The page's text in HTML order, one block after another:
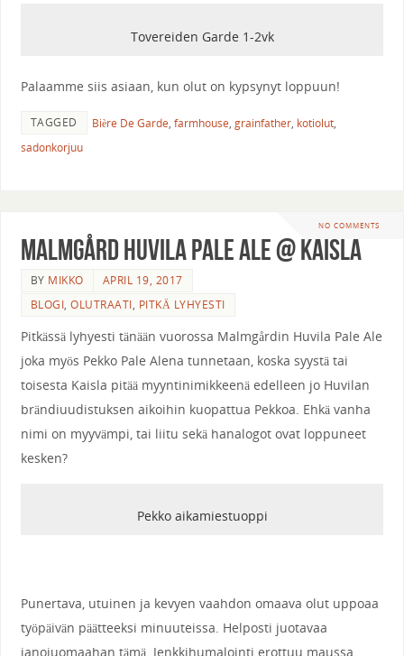
Tovereiden Garde 1-2vk
Palaamme siis asiaan, kun olut on kypsynyt loppuun!
TAGGED Bière De Garde, farmhouse, grainfather, kotiolut,
sadonkorjuu
NO COMMENTS
Malmgård Huvila Pale Ale @ Kaisla
BY MIKKO
APRIL 19, 2017
BLOGI,OLUTRAATI, PITKÄ LYHYESTI
Pitkässä lyhyesti tänään vuorossa Malmgårdin Huvila Pale Ale
joka myös Pekko Pale Alena tunnetaan, koska syystä tai
toisesta Kaisla pitää myyntinimikkeenä edelleen jo Huvilan
brändiuudistuksen aikoihin kuopattua Pekkoa. Ehkä vanha
nimi on myyvämpi, tai liitu sekä hanalogot ovat loppuneet
kesken?
Pekko aikamiestuoppi
Punertava, utuinen ja kevyen vaahdon omaava olut uppoaa
työpäivän päätteeksi minuuteissa. Helposti juotavaa
janojuomaahan tämä. Jenkkihumalointi erottuu maussa